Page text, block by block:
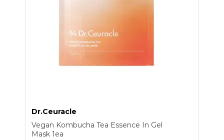
Dr.Ceuracle
Vegan Kombucha Tea Essence In Gel
Mask 1ea